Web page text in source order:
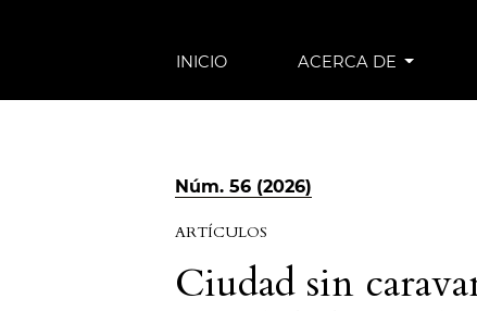
INICIO ACERCA DE
Núm. 56 (2026)
ARTÍCULOS
Ciudad sin